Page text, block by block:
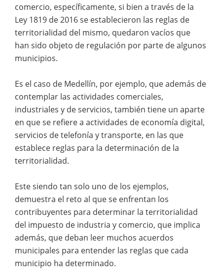
comercio, específicamente, si bien a través de la
Ley 1819 de 2016 se establecieron las reglas de
territorialidad del mismo, quedaron vacíos que
han sido objeto de regulación por parte de algunos
municipios.
Es el caso de Medellín, por ejemplo, que además de
contemplar las actividades comerciales,
industriales y de servicios, también tiene un aparte
en que se refiere a actividades de economía digital,
servicios de telefonía y transporte, en las que
establece reglas para la determinación de la
territorialidad.
Este siendo tan solo uno de los ejemplos,
demuestra el reto al que se enfrentan los
contribuyentes para determinar la territorialidad
del impuesto de industria y comercio, que implica
además, que deban leer muchos acuerdos
municipales para entender las reglas que cada
municipio ha determinado.